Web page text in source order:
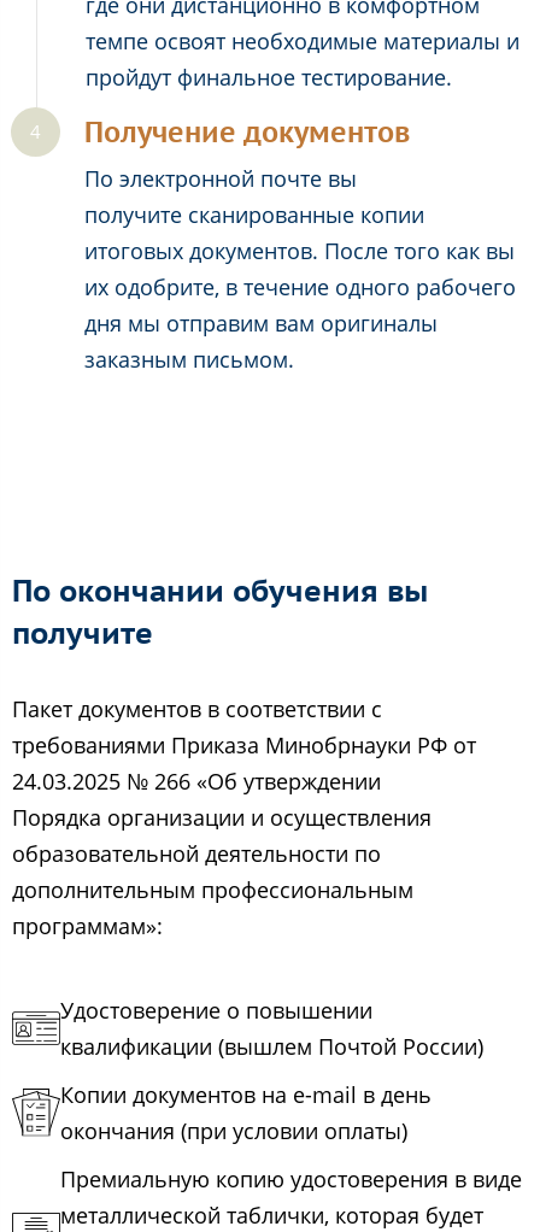
темпе освоят необходимые материалы и
пройдут финальное тестирование.
Получение документов
По электронной почте вы
получите сканированные копии
итоговых документов. После того как вы
их одобрите, в течение одного рабочего
дня мы отправим вам оригиналы
заказным письмом.
По окончании обучения вы
получите
Пакет документов в соответствии с
требованиями Приказа Минобрнауки РФ от
24.03.2025 № 266 «Об утверждении
Порядка организации и осуществления
образовательной деятельности по
дополнительным профессиональным
программам»:
Удостоверение о повышении
квалификации (вышлем Почтой России)
Копии документов на e-mail в день
окончания (при условии оплаты)
Премиальную копию удостоверения в виде
металлической таблички, которая будет